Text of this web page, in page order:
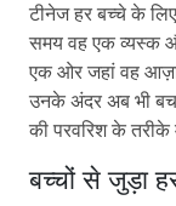
टीनेज हर बच्चे के
समय वह एक व्यस्क
एक ओर जहां वह
उनके अंदर अब भी
की परवरिश के
बच्चों से जुड़ा